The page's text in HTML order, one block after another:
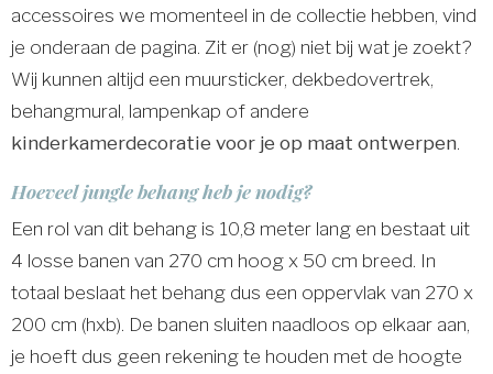
accessoires we momenteel in de collectie hebben, vind
je onderaan de pagina. Zit er (nog) niet bij wat je zoekt?
Wij kunnen altijd een muursticker, dekbedovertrek,
behangmural, lampenkap of andere
kinderkamerdecoratie voor je op maat ontwerpen.
Hoeveel jungle behang heb je nodig?
Een rol van dit behang is 10,8 meter lang en bestaat uit
4 losse banen van 270 cm hoog x 50 cm breed. In
totaal beslaat het behang dus een oppervlak van 270 x
200 cm (hxb). De banen sluiten naadloos op elkaar aan,
je hoeft dus geen rekening te houden met de hoogte